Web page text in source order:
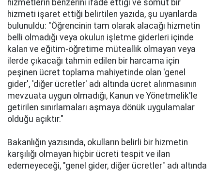
hizmetlerin benzerini ifade ettiği ve somut bir
hizmeti işaret ettiği belirtilen yazıda, şu uyarılarda
bulunuldu: "Öğrencinin tam olarak alacağı hizmetin
belli olmadığı veya okulun işletme giderleri içinde
kalan ve eğitim-öğretime müteallik olmayan veya
ilerde çıkacağı tahmin edilen bir harcama için
peşinen ücret toplama mahiyetinde olan 'genel
gider', 'diğer ücretler' adı altında ücret alınmasının
mevzuata uygun olmadığı, Kanun ve Yönetmelik'le
getirilen sınırlamaları aşmaya dönük uygulamalar
olduğu açıktır."
Bakanlığın yazısında, okulların belirli bir hizmetin
karşılığı olmayan hiçbir ücreti tespit ve ilan
edemeyeceği, "genel gider, diğer ücretler" adı altında